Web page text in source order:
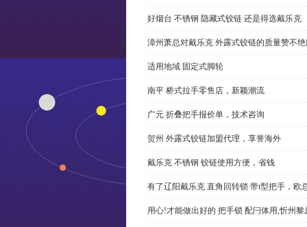
好烟台 不锈钢 隐藏式铰链 还是得选戴乐克
漳州萧总对戴乐克 外露式铰链的质量赞不
适用地域 固定式脚轮
南平 桥式拉手零售店，新颖潮流
广元 折叠把手报价单，技术咨询
贺州 外露式铰链加盟代理，享誉海外
戴乐克 不锈钢 铰链使用方便，省钱
有了辽阳戴乐克 直角回转锁 带t型把手，欧
用心!才能做出好的 把手锁 配闩体用,忻州黎